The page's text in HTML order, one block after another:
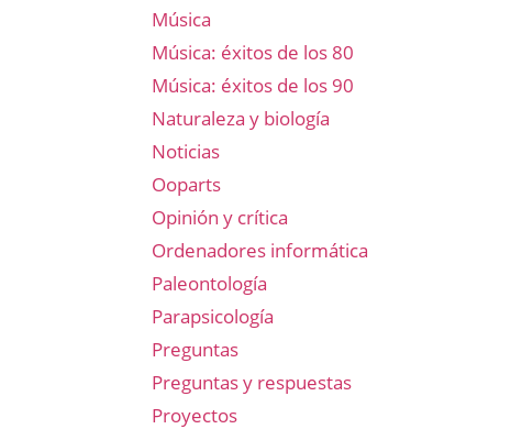
Música
Música: éxitos de los 80
Música: éxitos de los 90
Naturaleza y biología
Noticias
Ooparts
Opinión y crítica
Ordenadores informática
Paleontología
Parapsicología
Preguntas
Preguntas y respuestas
Proyectos